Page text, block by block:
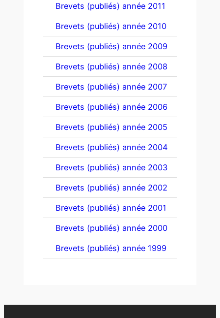
Brevets (publiés) année 2011
Brevets (publiés) année 2010
Brevets (publiés) année 2009
Brevets (publiés) année 2008
Brevets (publiés) année 2007
Brevets (publiés) année 2006
Brevets (publiés) année 2005
Brevets (publiés) année 2004
Brevets (publiés) année 2003
Brevets (publiés) année 2002
Brevets (publiés) année 2001
Brevets (publiés) année 2000
Brevets (publiés) année 1999